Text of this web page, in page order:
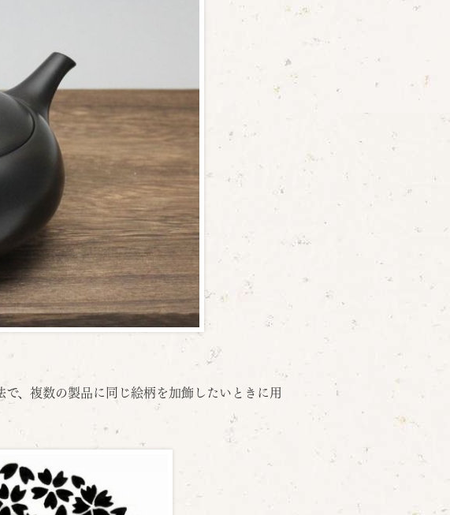
、複数の製品に同じ絵柄を加飾したいときに用